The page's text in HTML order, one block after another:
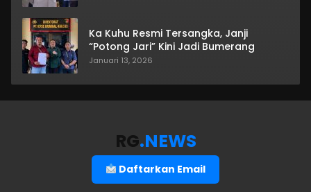
Ka Kuhu Resmi Tersangka, Janji
“Potong Jari” Kini Jadi Bumerang
Januari 13, 2026
RG.NEWS
Daftarkan Email